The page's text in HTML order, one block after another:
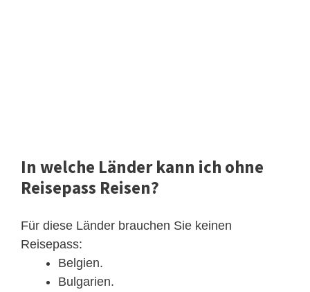
In welche Länder kann ich ohne
Reisepass Reisen?
Für diese Länder brauchen Sie keinen
Reisepass:
Belgien.
Bulgarien.